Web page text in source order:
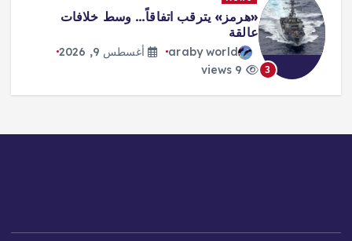
4
مونديال الرياضات الإلكترونية: «كوايشو
غيمينغ» ينتزع لقب «أونر أوف كينغز»
araby world
أغسطس 9, 2026